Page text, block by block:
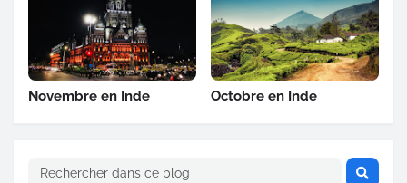
Novembre en Inde Octobre en Inde